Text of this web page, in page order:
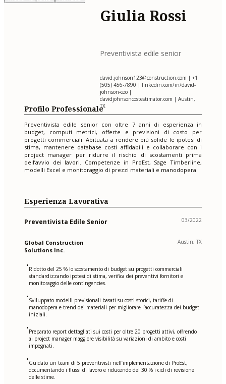
Giulia Rossi
Preventivista edile senior
david.johnson123@construction.com | +1
(505) 456-7890 | linkedin.com/in/david-
johnson-ceo |
davidjohnsoncostestimator.com | Austin,
TX
Profilo Professionale
Preventivista edile senior con oltre 7 anni di esperienza in
budget, computi metrici, offerte e previsioni di costo per
progetti commerciali. Abituata a rendere più solide le ipotesi di
stima, mantenere database costi affidabili e collaborare con i
project manager per ridurre il rischio di scostamenti prima
dell’avvio dei lavori. Competenze in ProEst, Sage Timberline,
modelli Excel e monitoraggio di prezzi materiali e manodopera.
Esperienza Lavorativa
Preventivista Edile Senior 03/2022
Global Construction
Solutions Inc.
Austin, TX
•Ridotto del 25 % lo scostamento di budget su progetti commerciali
standardizzando ipotesi di stima, verifica dei preventivi fornitori e
monitoraggio delle contingencies.
•Sviluppato modelli previsionali basati su costi storici, tariffe di
manodopera e trend dei materiali per migliorare l’accuratezza dei budget
iniziali.
•Preparato report dettagliati sui costi per oltre 20 progetti attivi, offrendo
ai project manager maggiore visibilità su variazioni di ambito e costi
impegnati.
•Guidato un team di 5 preventivisti nell’implementazione di ProEst,
documentando i flussi di lavoro e riducendo del 30 % i cicli di revisione
delle stime.